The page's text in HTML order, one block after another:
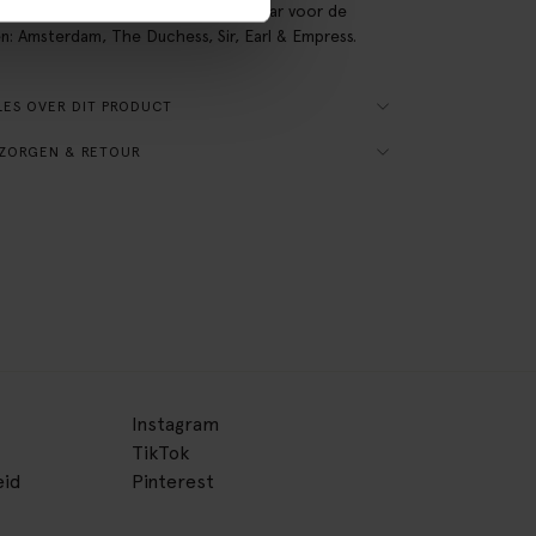
interieur! De stof Juke is beschikbaar voor de
Amsterdam, The Duchess, Sir, Earl & Empress.
OVER DIT PRODUCT
& RETOUR
Instagram
TikTok
Pinterest